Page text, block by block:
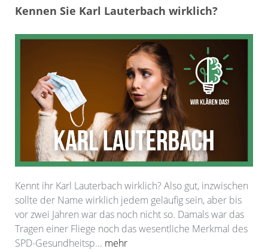
Kennen Sie Karl Lauterbach wirklich?
Kennt ihr Karl Lauterbach wirklich? Also gut, inzwischen
sollte der Name wirklich jedem geläufig sein, aber bis
vor zwei Jahren war das noch nicht so. Damals war das
Tragen einer Fliege noch das wesentliche Merkmal des
SPD-Gesundheitsp... mehr